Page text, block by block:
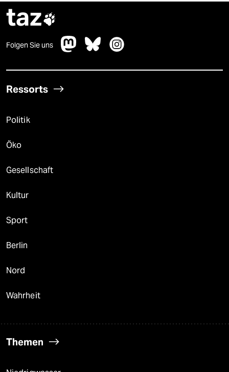
taz
Folgen Sie uns
Ressorts
Politik
Öko
Gesellschaft
Kultur
Sport
Berlin
Nord
Wahrheit
Themen